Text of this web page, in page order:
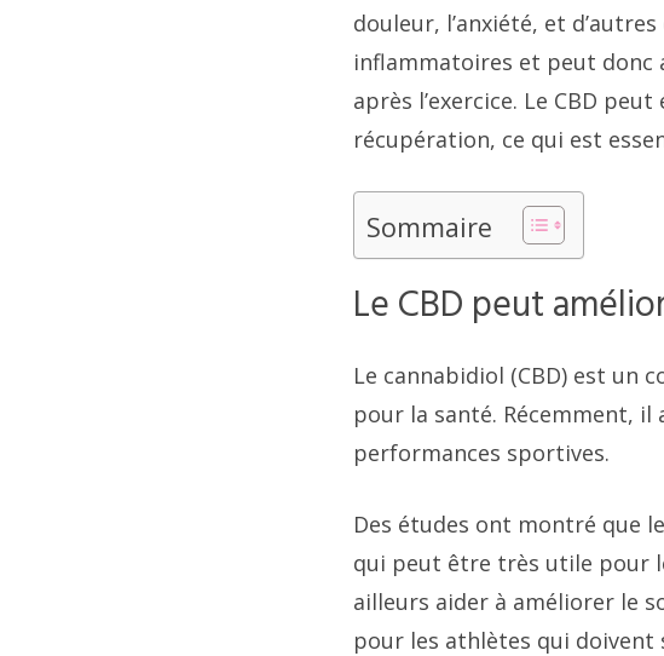
douleur, l’anxiété, et
inflammatoires et peut donc
après l’exercice. Le CBD
récupération, ce qui est
Sommaire
Le CBD peut
Le cannabidiol (CBD) est un
pour la santé. Récemment, il
performances sportives.
Des études ont montré que
qui peut être très utile pour
ailleurs aider à améliorer le
pour les athlètes qui